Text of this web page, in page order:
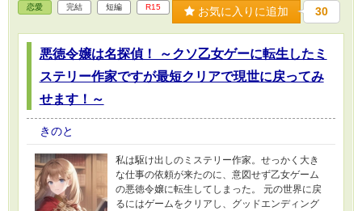
恋愛 完結 短編 R15 お気に入りに追加 30
悪徳令嬢は名探偵！ ～クソ乙女ゲーに転生したミ
ステリー作家ですが最短クリアで現世に戻ってみ
せます！～
きのと
私は駆け出しのミステリー作家。せっかく大き
な仕事の依頼が来たのに、意図せず乙女ゲーム
の悪徳令嬢に転生してしまった。 元の世界に戻
るにはゲームをクリアし、グッドエンディング